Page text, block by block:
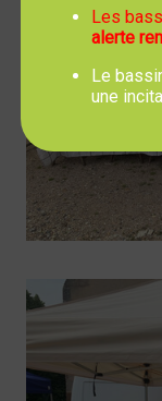
Les
alerte
Le
une